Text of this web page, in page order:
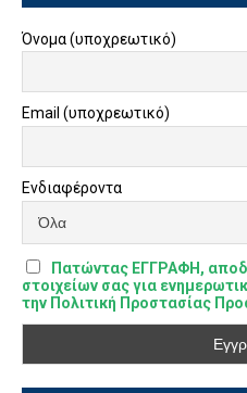
Όνομα (υποχρεωτικό)
Email (υποχρεωτικό)
Ενδιαφέροντα
Πατώντας ΕΓΓΡΑΦΗ,
στοιχείων σας για
την Πολιτική Προστασίας